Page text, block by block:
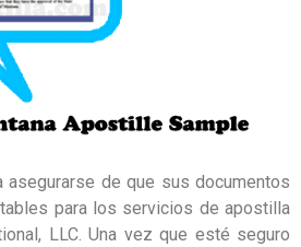
asegurarse de que sus documentos
para los servicios de apostilla
LLC. Una vez que esté seguro